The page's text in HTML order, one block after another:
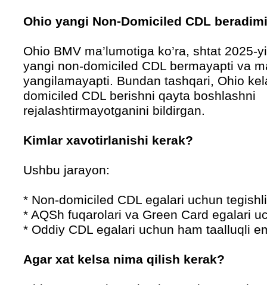
Ohio yangi Non-Domiciled CDL
Ohio BMV ma’lumotiga ko’ra, shtat 2025-
yangi non-domiciled CDL bermayapti va
yangilamayapti. Bundan tashqari, Ohio
domiciled CDL berishni qayta boshlashni
rejalashtirmayotganini bildirgan.
Kimlar xavotirlanishi kerak?
Ushbu jarayon:
* Non-domiciled CDL egalari uchun
* AQSh fuqarolari va Green Card egalari
* Oddiy CDL egalari uchun ham taalluqli
Agar xat kelsa nima qilish kerak?